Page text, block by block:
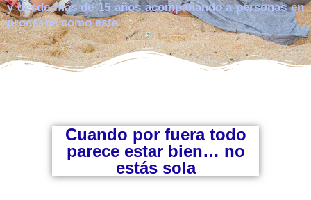
y desde más de 15 años acompañando a personas en
procesos como este.
Cuando por fuera todo
parece estar bien… no
estás sola